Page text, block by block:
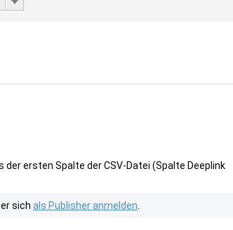
ersten Spalte der CSV-Datei (Spalte Deeplink
sich als Publisher anmelden